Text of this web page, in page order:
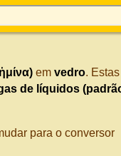
em vedro. Estas
de líquidos
para o conversor